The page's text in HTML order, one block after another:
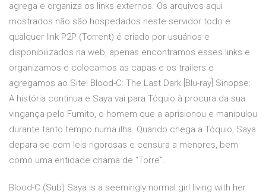
agrega e organiza os links externos. Os arquivos aqui
mostrados não são hospedados neste servidor todo e
qualquer link P2P (Torrent) é criado por usuários e
disponibilizados na web, apenas encontramos esses links e
organizamos e colocamos as capas e os trailers e
agregamos ao Site! Blood-C: The Last Dark [Blu-ray] Sinopse:
A história continua e Saya vai para Tóquio à procura da sua
vingança pelo Fumito, o homem que a aprisionou e manipulou
durante tanto tempo numa ilha. Quando chega a Tóquio, Saya
depara-se com leis rigorosas e censura a menores, bem
como uma entidade chama de “Torre”.
Blood-C (Sub) Saya is a seemingly normal girl living with her